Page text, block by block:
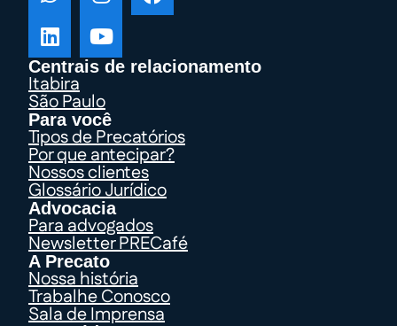
Centrais de relacionamento
Itabira
São Paulo
Para você
Tipos de Precatórios
Por que antecipar?
Nossos clientes
Glossário Jurídico
Advocacia
Para advogados
Newsletter PRECafé
A Precato
Nossa história
Trabalhe Conosco
Sala de Imprensa